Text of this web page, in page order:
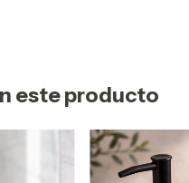
este producto